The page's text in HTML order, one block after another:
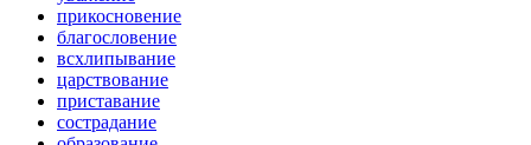
прикосновение
благословение
всхлипывание
царствование
приставание
сострадание